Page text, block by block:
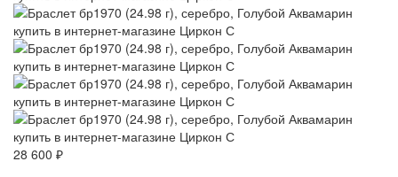
28 600 ₽